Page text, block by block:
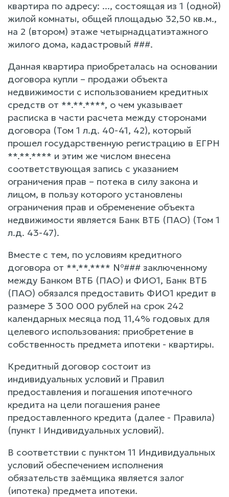
квартира по адресу: ..., состоящая из 1 (одной)
жилой комнаты, общей площадью 32,50 кв.м.,
на 2 (втором) этаже четырнадцатиэтажного
жилого дома, кадастровый ###.
Данная квартира приобреталась на основании
договора купли – продажи объекта
недвижимости с использованием кредитных
средств от **.**.****, о чем указывает
расписка в части расчета между сторонами
договора (Том 1 л.д. 40-41, 42), который
прошел государственную регистрацию в ЕГРН
**.**.**** и этим же числом внесена
соответствующая запись с указанием
ограничения прав – потека в силу закона и
лицом, в пользу которого установлены
ограничения прав и обременение объекта
недвижимости является Банк ВТБ (ПАО) (Том 1
л.д. 43-47).
Вместе с тем, по условиям кредитного
договора от **.**.**** №### заключенному
между Банком ВТБ (ПАО) и ФИО1, Банк ВТБ
(ПАО) обязался предоставить ФИО1 кредит в
размере 3 300 000 рублей на срок 242
календарных месяца под 11,4% годовых для
целевого использования: приобретение в
собственность предмета ипотеки - квартиры.
Кредитный договор состоит из
индивидуальных условий и Правил
предоставления и погашения ипотечного
кредита на цели погашения ранее
предоставленного кредита (далее - Правила)
(пункт I Индивидуальных условий).
В соответствии с пунктом 11 Индивидуальных
условий обеспечением исполнения
обязательств заёмщика является залог
(ипотека) предмета ипотеки.